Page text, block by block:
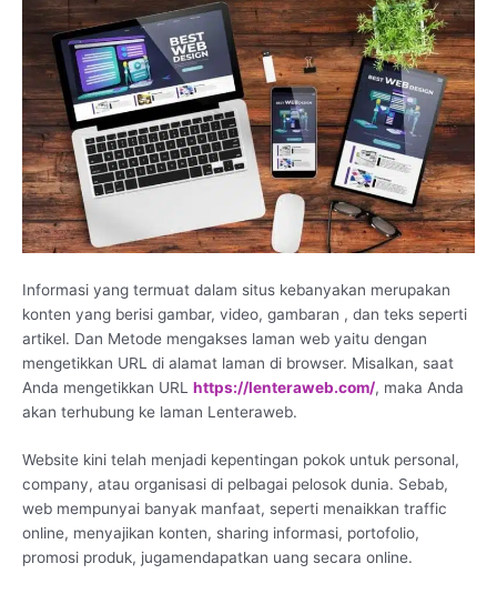
Informasi yang termuat dalam situs kebanyakan merupakan
konten yang berisi gambar, video, gambaran , dan teks seperti
artikel. Dan Metode mengakses laman web yaitu dengan
mengetikkan URL di alamat laman di browser. Misalkan, saat
Anda mengetikkan URL https://lenteraweb.com/, maka Anda
akan terhubung ke laman Lenteraweb.
Website kini telah menjadi kepentingan pokok untuk personal,
company, atau organisasi di pelbagai pelosok dunia. Sebab,
web mempunyai banyak manfaat, seperti menaikkan traffic
online, menyajikan konten, sharing informasi, portofolio,
promosi produk, jugamendapatkan uang secara online.